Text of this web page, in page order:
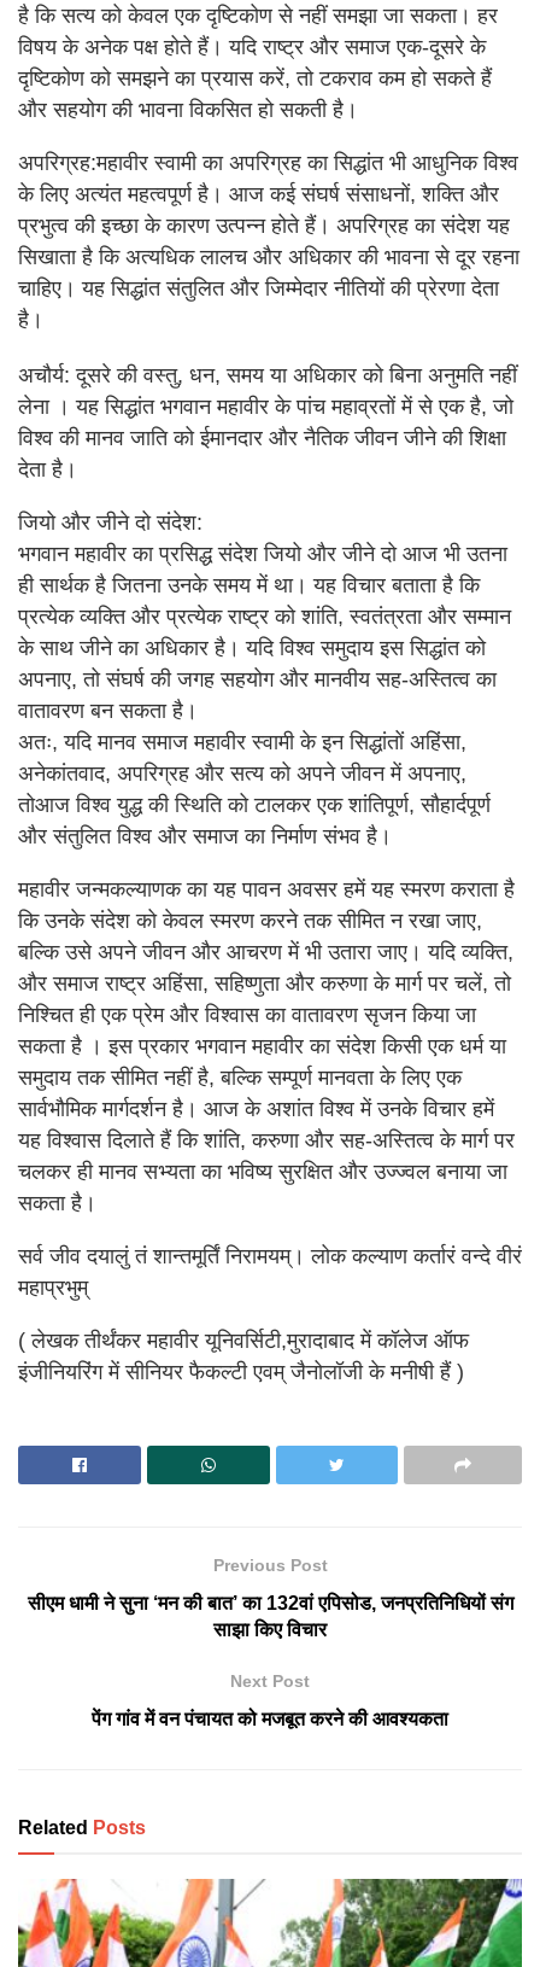
है कि सत्य को केवल एक दृष्टिकोण से नहीं समझा जा सकता। हर
विषय के अनेक पक्ष होते हैं। यदि राष्ट्र और समाज एक-दूसरे के
दृष्टिकोण को समझने का प्रयास करें, तो टकराव कम हो सकते हैं
और सहयोग की भावना विकसित हो सकती है।
अपरिग्रह:महावीर स्वामी का अपरिग्रह का सिद्धांत भी आधुनिक विश्व
के लिए अत्यंत महत्वपूर्ण है। आज कई संघर्ष संसाधनों, शक्ति और
प्रभुत्व की इच्छा के कारण उत्पन्न होते हैं। अपरिग्रह का संदेश यह
सिखाता है कि अत्यधिक लालच और अधिकार की भावना से दूर रहना
चाहिए। यह सिद्धांत संतुलित और जिम्मेदार नीतियों की प्रेरणा देता
है।
अचौर्य: दूसरे की वस्तु, धन, समय या अधिकार को बिना अनुमति नहीं
लेना । यह सिद्धांत भगवान महावीर के पांच महाव्रतों में से एक है, जो
विश्व की मानव जाति को ईमानदार और नैतिक जीवन जीने की शिक्षा
देता है।
जियो और जीने दो संदेश:
भगवान महावीर का प्रसिद्ध संदेश जियो और जीने दो आज भी उतना
ही सार्थक है जितना उनके समय में था। यह विचार बताता है कि
प्रत्येक व्यक्ति और प्रत्येक राष्ट्र को शांति, स्वतंत्रता और सम्मान
के साथ जीने का अधिकार है। यदि विश्व समुदाय इस सिद्धांत को
अपनाए, तो संघर्ष की जगह सहयोग और मानवीय सह-अस्तित्व का
वातावरण बन सकता है।
अतः, यदि मानव समाज महावीर स्वामी के इन सिद्धांतों अहिंसा,
अनेकांतवाद, अपरिग्रह और सत्य को अपने जीवन में अपनाए,
तोआज विश्व युद्ध की स्थिति को टालकर एक शांतिपूर्ण, सौहार्दपूर्ण
और संतुलित विश्व और समाज का निर्माण संभव है।
महावीर जन्मकल्याणक का यह पावन अवसर हमें यह स्मरण कराता है
कि उनके संदेश को केवल स्मरण करने तक सीमित न रखा जाए,
बल्कि उसे अपने जीवन और आचरण में भी उतारा जाए। यदि व्यक्ति,
और समाज राष्ट्र अहिंसा, सहिष्णुता और करुणा के मार्ग पर चलें, तो
निश्चित ही एक प्रेम और विश्वास का वातावरण सृजन किया जा
सकता है । इस प्रकार भगवान महावीर का संदेश किसी एक धर्म या
समुदाय तक सीमित नहीं है, बल्कि सम्पूर्ण मानवता के लिए एक
सार्वभौमिक मार्गदर्शन है। आज के अशांत विश्व में उनके विचार हमें
यह विश्वास दिलाते हैं कि शांति, करुणा और सह-अस्तित्व के मार्ग पर
चलकर ही मानव सभ्यता का भविष्य सुरक्षित और उज्ज्वल बनाया जा
सकता है।
सर्व जीव दयालुं तं शान्तमूर्तिं निरामयम्। लोक कल्याण कर्तारं वन्दे वीरं
महाप्रभुम्
( लेखक तीर्थंकर महावीर यूनिवर्सिटी,मुरादाबाद में कॉलेज ऑफ
इंजीनियरिंग में सीनियर फैकल्टी एवम् जैनोलॉजी के मनीषी हैं )
Previous Post
सीएम धामी ने सुना ‘मन की बात’ का 132वां एपिसोड, जनप्रतिनिधियों संग
साझा किए विचार
Next Post
पेंग गांव में वन पंचायत को मजबूत करने की आवश्यकता
Related Posts